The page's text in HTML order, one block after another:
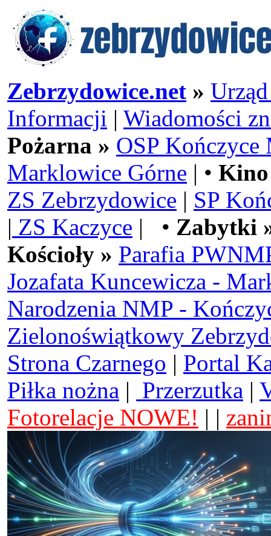
Zebrzydowice.net »
Informacji | Wiadomości
Pożarna » OSP Kończyce
Marklowice Górne | •
ZS Zebrzydowice | SP
| ZS Kaczyce | • Zabytki
Kościoły » Parafia
Jozafata Kuncewicza -
Narodzenia NMP -
Zielonoświątkowy
Strona Czarnego | Portal
Piłka nożna | Przerzutka |
Fotorelacje NOWE! | |